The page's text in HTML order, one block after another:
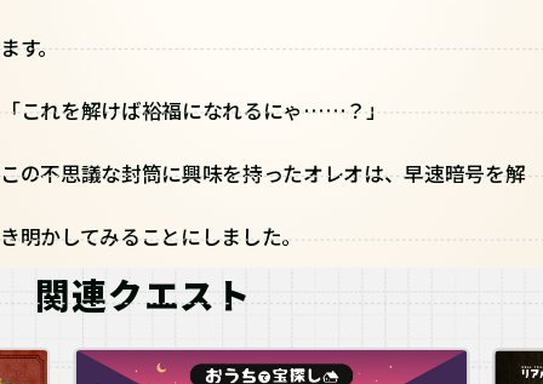
ます。
「これを解けば裕福になれるにゃ……？」
この不思議な封筒に興味を持ったオレオは、早速暗号を解
き明かしてみることにしました。
関連クエスト